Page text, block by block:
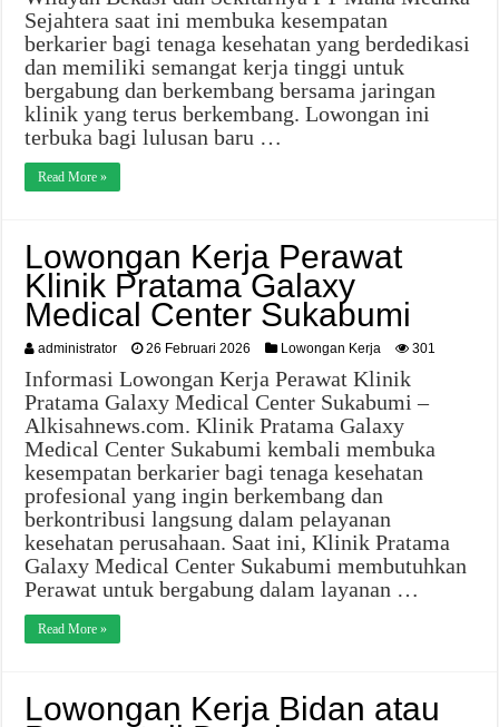
Sejahtera saat ini membuka kesempatan
berkarier bagi tenaga kesehatan yang berdedikasi
dan memiliki semangat kerja tinggi untuk
bergabung dan berkembang bersama jaringan
klinik yang terus berkembang. Lowongan ini
terbuka bagi lulusan baru …
Read More »
Lowongan Kerja Perawat
Klinik Pratama Galaxy
Medical Center Sukabumi
administrator 26 Februari 2026 Lowongan Kerja 301
Informasi Lowongan Kerja Perawat Klinik
Pratama Galaxy Medical Center Sukabumi –
Alkisahnews.com. Klinik Pratama Galaxy
Medical Center Sukabumi kembali membuka
kesempatan berkarier bagi tenaga kesehatan
profesional yang ingin berkembang dan
berkontribusi langsung dalam pelayanan
kesehatan perusahaan. Saat ini, Klinik Pratama
Galaxy Medical Center Sukabumi membutuhkan
Perawat untuk bergabung dalam layanan …
Read More »
Lowongan Kerja Bidan atau